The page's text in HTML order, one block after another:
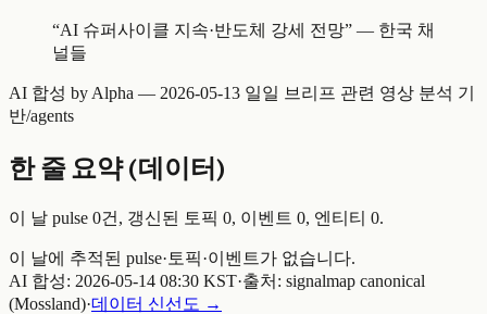
“AI 슈퍼사이클 지속·반도체 강세 전망” — 한국 채
널들
AI 합성 by Alpha — 2026-05-13 일일 브리프 관련 영상 분석 기
반/agents
한 줄 요약 (데이터)
이 날 pulse 0건, 갱신된 토픽 0, 이벤트 0, 엔티티 0.
이 날에 추적된 pulse·토픽·이벤트가 없습니다.
AI 합성: 2026-05-14 08:30 KST·출처: signalmap canonical
(Mossland)·데이터 신선도 →